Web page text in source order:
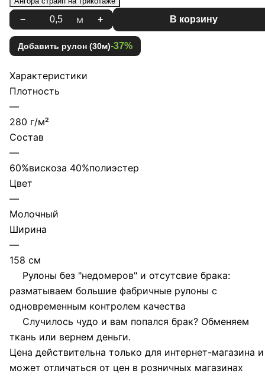
− м + В корзину
Добавить рулон (30м)-37%
Характеристики
Плотность
—
280 г/м²
Состав
—
60%вискоза 40%полиэстер
Цвет
—
Молочный
Ширина
—
158 см
Рулоны без "недомеров" и отсутсвие брака:
разматываем большие фабричные рулоны с
одновременным контролем качества
Случилось чудо и вам попался брак? Обменяем
ткань или вернем деньги.
Цена действительна только для интернет-магазина и
может отличаться от цен в розничных магазинах